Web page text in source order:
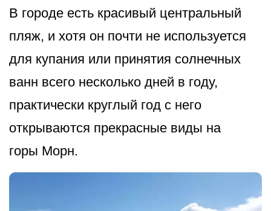
В городе есть красивый центральный
пляж, и хотя он почти не используется
для купания или принятия солнечных
ванн всего несколько дней в году,
практически круглый год с него
открываются прекрасные виды на
горы Морн.